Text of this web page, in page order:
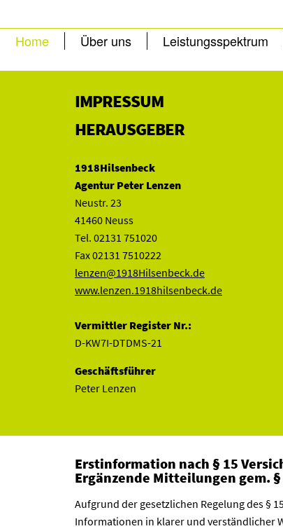
Home Über uns Leistungsspektrum
IMPRESSUM
HERAUSGEBER
1918Hilsenbeck
Agentur Peter Lenzen
Neustr. 23
41460 Neuss
Tel. 02131 751020
Fax 02131 7510222
lenzen@1918Hilsenbeck.de
www.lenzen.1918hilsenbeck.de
Vermittler Register Nr.:
D-KW7I-DTDMS-21
Geschäftsführer
Peter Lenzen
Erstinformation nach § 15
Ergänzende Mitteilungen gem. §
Aufgrund der gesetzlichen Regelung des §
Informationen in klarer und verständlicher